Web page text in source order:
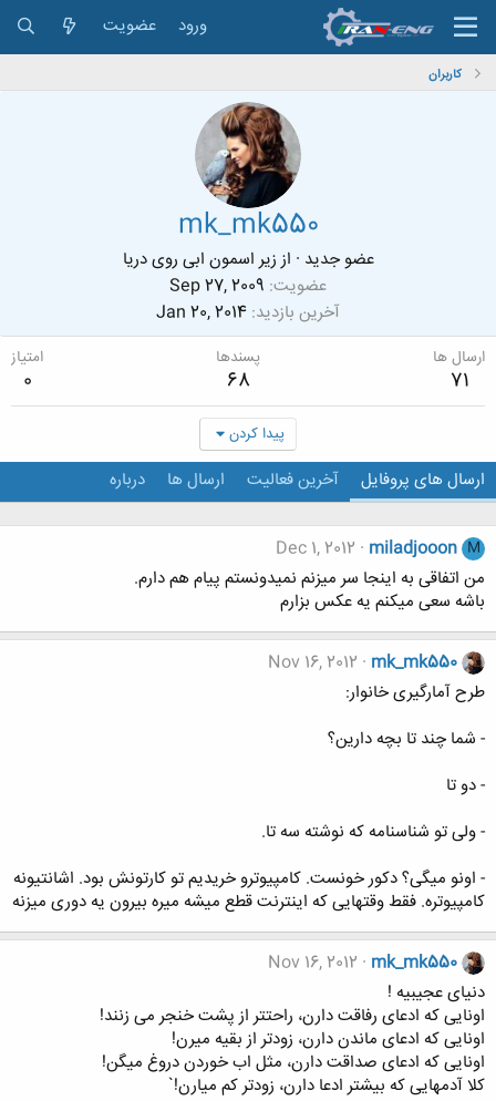
ورود عضویت
کاربران
mk_mk550
عضو جدید · اززیر اسمون ابی روی دریا
عضویت Sep 27, 2009
آخرین بازدید Jan 20, 2014
ارسال ها
71
پسندها
68
امتیاز
0
پیدا کردن
ارسال های پروفایل آخرین فعالیت ارسال ها درباره
M
miladjooon
Dec 1, 2012
من اتفاقی به اینجا سر میزنم نمیدونستم پیام هم دارم.
باشه سعی میکنم یه عکس بزارم
mk_mk550
Nov 16, 2012
طرح آمارگیری خانوار:
- شما چند تا بچه دارین؟
- دو تا
- ولی تو شناسنامه که نوشته سه تا.
- اونو میگی؟ دکور خونست. کامپیوترو خریدیم تو کارتونش بود. اشانتیونه
کامپیوتره. فقط وقتهایی که اینترنت قطع میشه میره بیرون یه دوری میزنه
mk_mk550
Nov 16, 2012
دنیای عجیبیه !
اونایی که ادعای رفاقت دارن، راحتتر از پشت خنجر می زنند!
اونایی که ادعای ماندن دارن، زودتر از بقیه میرن!
اونایی که ادعای صداقت دارن، مثل اب خوردن دروغ میگن!
کلا آدمهایی که بیشتر ادعا دارن، زودتر کم میارن!`